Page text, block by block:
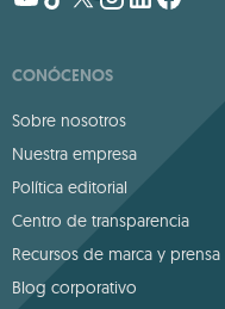
CONÓCENOS
Sobre nosotros
Nuestra empresa
Política editorial
Centro de transparencia
Recursos de marca y prensa
Blog corporativo